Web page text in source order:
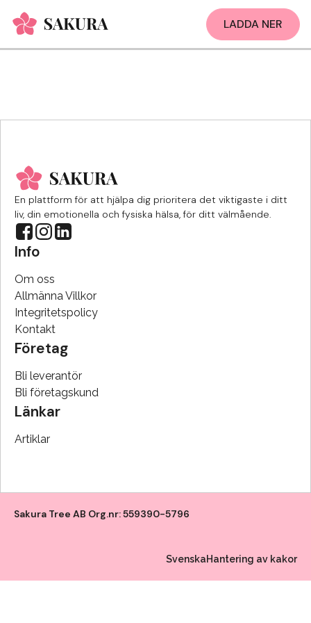
LADDA NER
En plattform för att hjälpa dig prioritera det viktigaste i ditt
liv, din emotionella och fysiska hälsa, för ditt välmående.
Info
Om oss
Allmänna Villkor
Integritetspolicy
Kontakt
Företag
Bli leverantör
Bli företagskund
Länkar
Artiklar
Sakura Tree AB Org.nr: 559390-5796
SvenskaHantering av kakor